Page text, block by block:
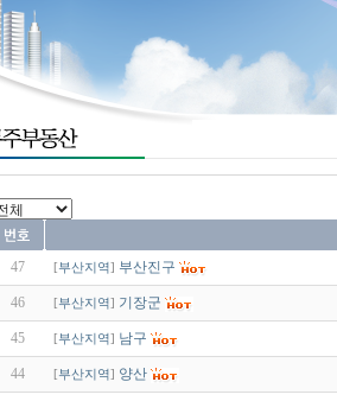
47 [부산지역] 부산진구
46 [부산지역] 기장군
45 [부산지역] 남구
44 [부산지역] 양산